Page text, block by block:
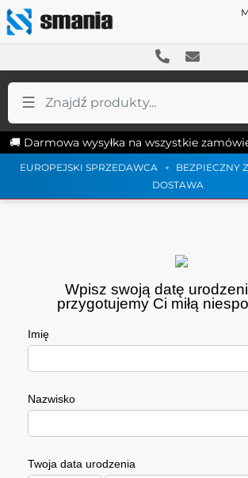
🚚 Darmowa wysyłka na wszystkie
EUROPEJSKI SPRZEDAWCA BEZPIECZNY
DOSTAWA
Wpisz swoją datę
przygotujemy Ci miłą
Imię
Nazwisko
Twoja data urodzenia